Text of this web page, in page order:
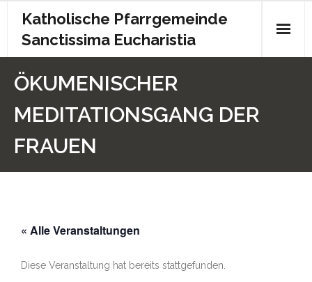
Katholische Pfarrgemeinde
Sanctissima Eucharistia
Kontakt
Kita
Chronik
ÖKUMENISCHER
MEDITATIONSGANG DER
FRAUEN
« Alle Veranstaltungen
Diese Veranstaltung hat bereits stattgefunden.